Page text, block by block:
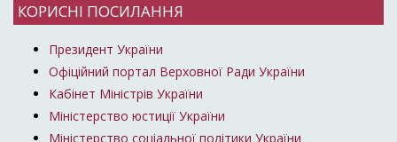
КОРИСНІ ПОСИЛАННЯ
Президент України
Офіційний портал Верховної Ради України
Кабінет Міністрів України
Міністерство юстиції України
Міністерство соціальної політики України